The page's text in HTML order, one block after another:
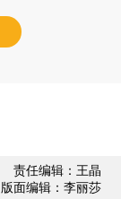
责任编辑：王晶
版面编辑：李丽莎